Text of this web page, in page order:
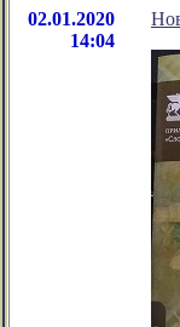
02.01.2020
14:04